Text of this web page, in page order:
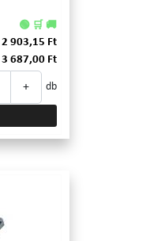
🟢 🛒 🚚
2 903,15 Ft
3 687,00 Ft
+ db